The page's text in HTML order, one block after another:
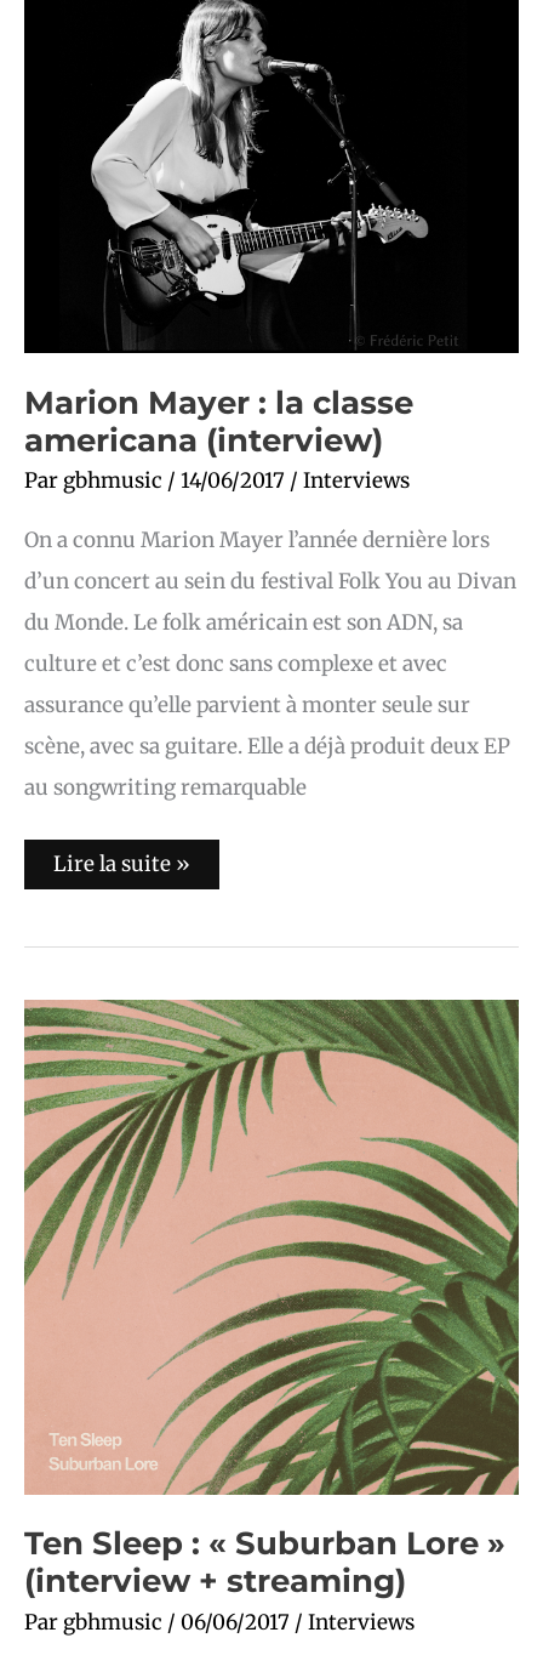
Marion Mayer : la classe
americana (interview)
Par gbhmusic / 14/06/2017 / Interviews
On a connu Marion Mayer l’année dernière lors
d’un concert au sein du festival Folk You au Divan
du Monde. Le folk américain est son ADN, sa
culture et c’est donc sans complexe et avec
assurance qu’elle parvient à monter seule sur
scène, avec sa guitare. Elle a déjà produit deux EP
au songwriting remarquable
americana
(interview)
Lire la suite »
Ten Sleep : « Suburban Lore »
(interview + streaming)
Par gbhmusic / 06/06/2017 / Interviews
Ten
Sleep
:
« Suburban
Lore »
(interview
+
streaming)